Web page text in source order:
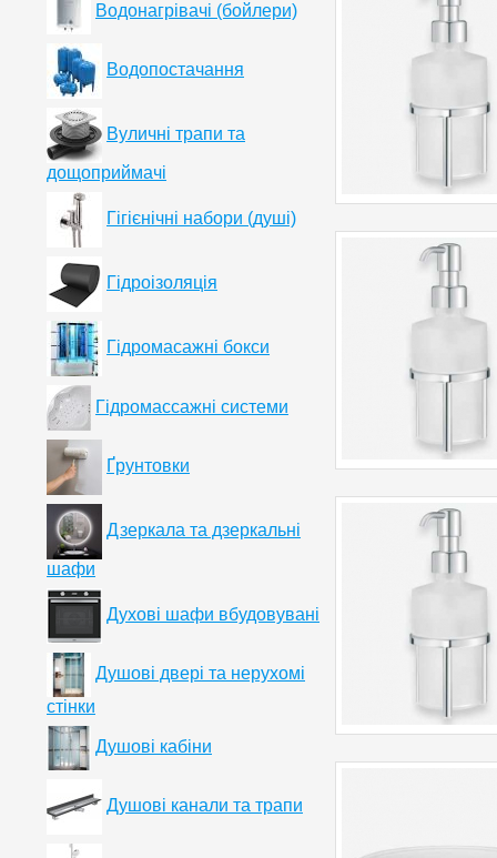
Водонагрівачі (бойлери)
Водопостачання
Вуличні трапи та
дощоприймачі
Гігієнічні набори (душі)
Гідроізоляція
Гідромасажні бокси
Гідромассажні системи
Ґрунтовки
Дзеркала та дзеркальні
шафи
Духові шафи вбудовувані
Душові двері та нерухомі
стінки
Душові кабіни
Душові канали та трапи